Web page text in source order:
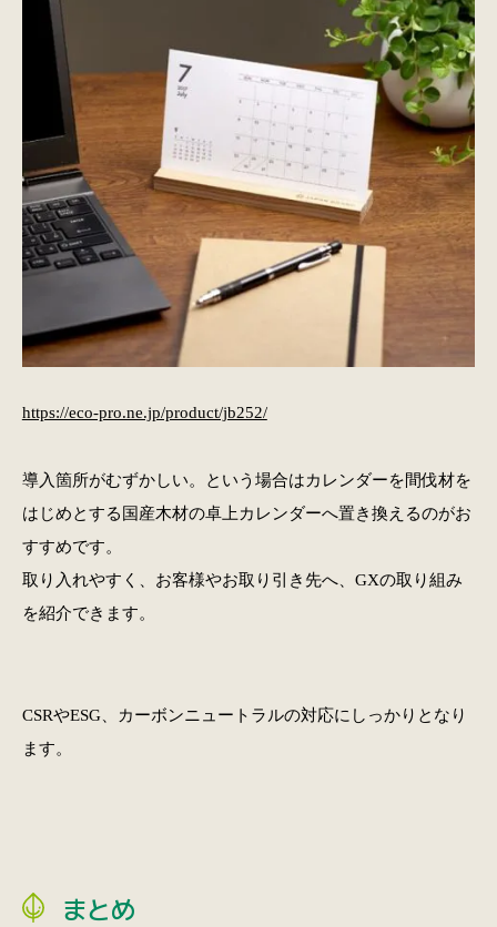
https://eco-pro.ne.jp/product/jb252/
導入箇所がむずかしい。という場合はカレンダーを間伐材を
はじめとする国産木材の卓上カレンダーへ置き換えるのがお
すすめです。
取り入れやすく、お客様やお取り引き先へ、GXの取り組み
を紹介できます。
CSRやESG、カーボンニュートラルの対応にしっかりとなり
ます。
まとめ